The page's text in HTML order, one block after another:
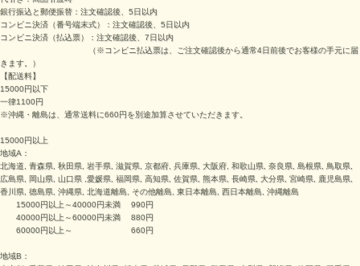
銀行振込と郵便振替：注文確認後、5日以内
コンビニ決済（番号端末式）： 注文確認後、5日以内
コンビニ決済（払込票）： 注文確認後、7日以内
（※コンビニ払込票は、ご注文確認後から通常4日前後でお客様の手元に届
きます。 ）
【配送料】
15000円以下
一律1100円
※沖縄・離島は、通常送料に660円を別途加算させていただきます。
15000円以上
地域A：
北海道, 青森県, 秋田県, 岩手県, 滋賀県, 京都府, 兵庫県, 大阪府, 和歌山県, 奈良県, 島根県, 鳥取県,
広島県, 岡山県, 山口県 ,愛媛県, 福岡県, 高知県, 佐賀県, 熊本県, 長崎県, 大分県, 宮崎県, 鹿児島県,
香川県, 徳島県, 沖縄県, 北海道離島, その他離島, 東日本離島, 西日本離島, 沖縄離島
15000円以上～40000円未満 990円
40000円以上～60000円未満 880円
60000円以上～ 660円
地域B：